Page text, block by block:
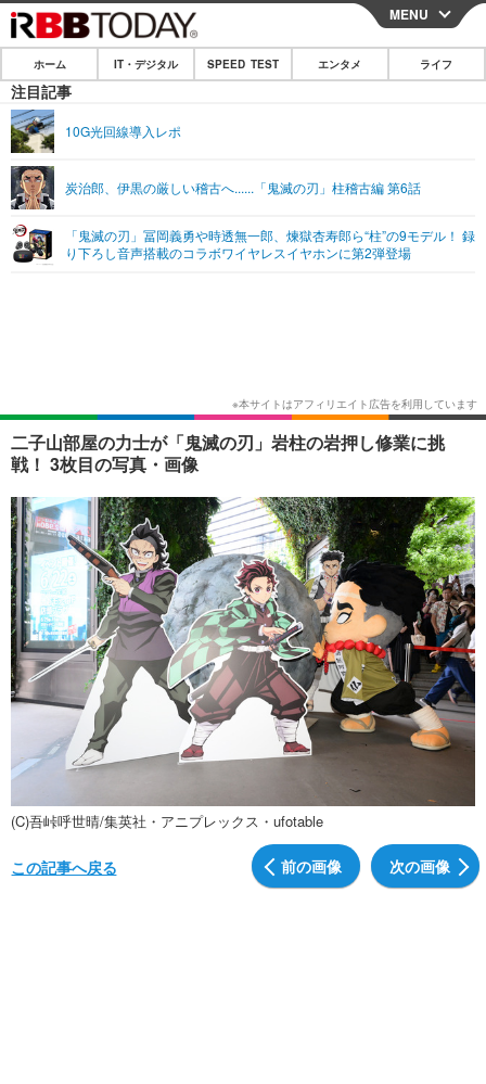
CLOSE
ホーム
IT・デジタル
ショッピング その他
SPEED TEST
エンタメ
エンタメTOP 映画・ドラマ
ショッピング その他
ライフ
MENU
ホーム IT・デジタル SPEED TEST エンタメ ライフ
注目記事
10G光回線導入レポ
炭治郎、伊黒の厳しい稽古へ......「鬼滅の刃」柱稽古編 第6話
「鬼滅の刃」冨岡義勇や時透無一郎、煉獄杏寿郎ら“柱”の9モデル！ 録
り下ろし音声搭載のコラボワイヤレスイヤホンに第2弾登場
二子山部屋の力士が「鬼滅の刃」岩柱の岩押し修業に挑
戦！ 3枚目の写真・画像
(C)吾峠呼世晴/集英社・アニプレックス・ufotable
前の画像 次の画像
この記事へ戻る